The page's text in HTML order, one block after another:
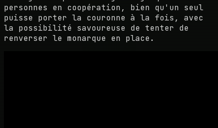
personnes en coopération, bien qu'un seul
puisse porter la couronne à la fois, avec
la possibilité savoureuse de tenter de
renverser le monarque en place.